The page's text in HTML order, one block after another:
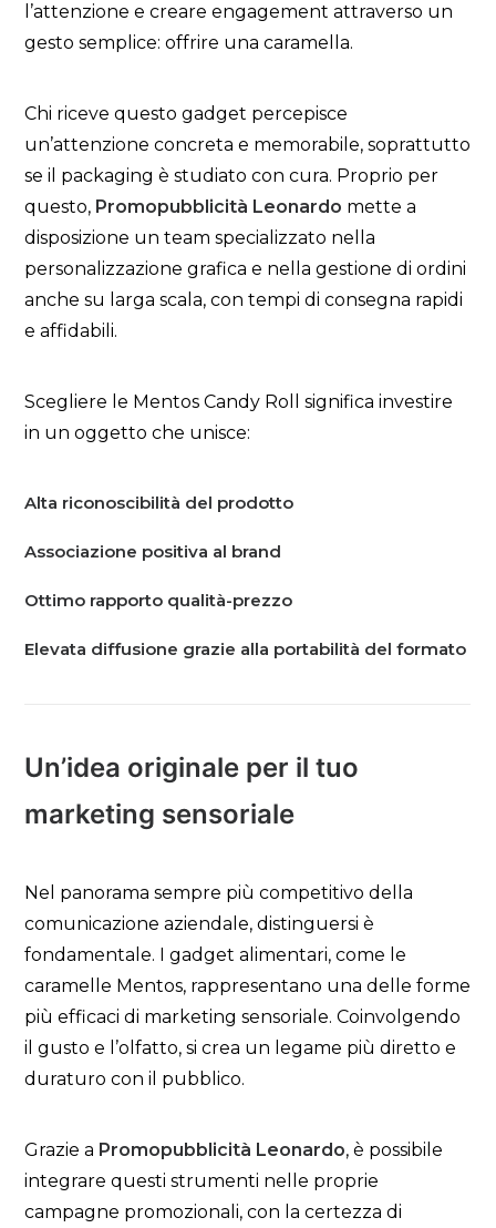
l’attenzione e creare engagement attraverso un
gesto semplice: offrire una caramella.
Chi riceve questo gadget percepisce
un’attenzione concreta e memorabile, soprattutto
se il packaging è studiato con cura. Proprio per
questo, Promopubblicità Leonardo mette a
disposizione un team specializzato nella
personalizzazione grafica e nella gestione di ordini
anche su larga scala, con tempi di consegna rapidi
e affidabili.
Scegliere le Mentos Candy Roll significa investire
in un oggetto che unisce:
Alta riconoscibilità del prodotto
Associazione positiva al brand
Ottimo rapporto qualità-prezzo
Elevata diffusione grazie alla portabilità del formato
Un’idea originale per il tuo
marketing sensoriale
Nel panorama sempre più competitivo della
comunicazione aziendale, distinguersi è
fondamentale. I gadget alimentari, come le
caramelle Mentos, rappresentano una delle forme
più efficaci di marketing sensoriale. Coinvolgendo
il gusto e l’olfatto, si crea un legame più diretto e
duraturo con il pubblico.
Grazie a Promopubblicità Leonardo, è possibile
integrare questi strumenti nelle proprie
campagne promozionali, con la certezza di